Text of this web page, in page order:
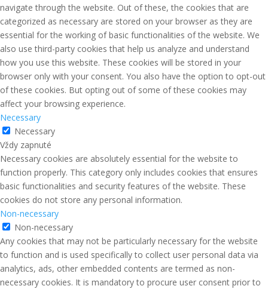
navigate through the website. Out of these, the cookies that are
categorized as necessary are stored on your browser as they are
essential for the working of basic functionalities of the website. We
also use third-party cookies that help us analyze and understand
how you use this website. These cookies will be stored in your
browser only with your consent. You also have the option to opt-out
of these cookies. But opting out of some of these cookies may
affect your browsing experience.
Necessary
Necessary
Vždy zapnuté
Necessary cookies are absolutely essential for the website to
function properly. This category only includes cookies that ensures
basic functionalities and security features of the website. These
cookies do not store any personal information.
Non-necessary
Non-necessary
Any cookies that may not be particularly necessary for the website
to function and is used specifically to collect user personal data via
analytics, ads, other embedded contents are termed as non-
necessary cookies. It is mandatory to procure user consent prior to